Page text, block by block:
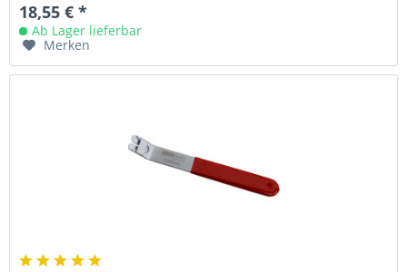
18,55 € *
Ab Lager lieferbar
Merken